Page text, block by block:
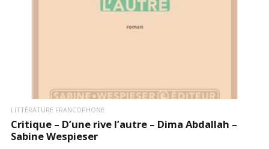
LITTÉRATURE FRANCOPHONE
Critique – D’une rive l’autre – Dima Abdallah –
Sabine Wespieser